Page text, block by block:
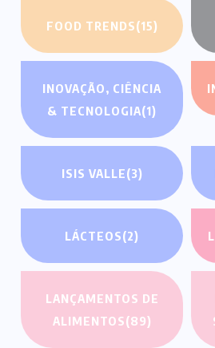
FOOD TRENDS(15)
INOVAÇÃO, CIÊNCIA
& TECNOLOGIA(1)
ISIS VALLE(3)
LÁCTEOS(2)
LANÇAMENTOS DE
ALIMENTOS(89)